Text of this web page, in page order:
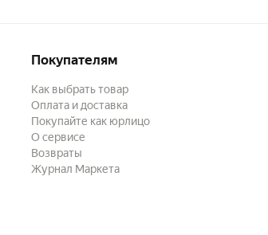
Покупателям
Как выбрать товар
Оплата и доставка
Покупайте как юрлицо
О сервисе
Возвраты
Журнал Маркета